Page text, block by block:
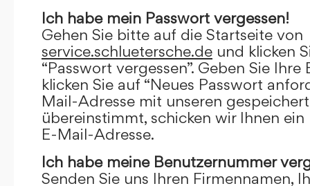
Ich habe mein Passwort vergessen!
Gehen Sie bitte auf die Startseite von
service.schluetersche.de und klicken
“Passwort vergessen”. Geben Sie
klicken Sie auf “Neues Passwort
Mail-Adresse mit unseren
übereinstimmt, schicken wir Ihnen
E-Mail-Adresse.
Ich habe meine Benutzernummer
Senden Sie uns Ihren Firmennamen,